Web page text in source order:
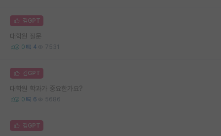
김GPT
대학원 질문
0 4 7531
김GPT
대학원 학과가 중요한가요?
0 6 5686
김GPT